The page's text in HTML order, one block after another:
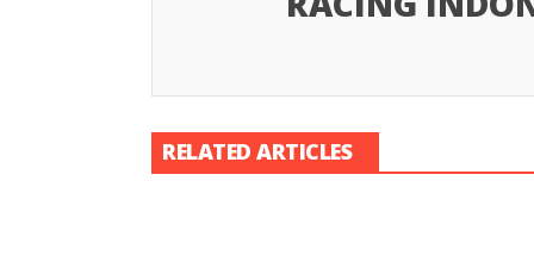
RELATED ARTICLES